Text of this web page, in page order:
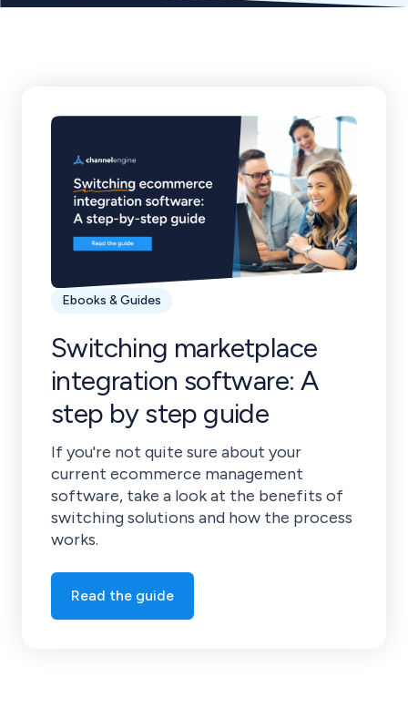
Ebooks & Guides
Switching marketplace
integration software: A
step by step guide
If you're not quite sure about your
current ecommerce management
software, take a look at the benefits of
switching solutions and how the process
works.
Read the guide